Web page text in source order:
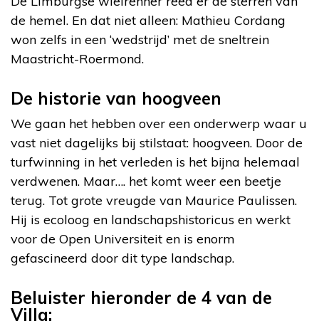
de hemel. En dat niet alleen: Mathieu Cordang
won zelfs in een ‘wedstrijd’ met de sneltrein
Maastricht-Roermond.
De historie van hoogveen
We gaan het hebben over een onderwerp waar u
vast niet dagelijks bij stilstaat: hoogveen. Door de
turfwinning in het verleden is het bijna helemaal
verdwenen. Maar…. het komt weer een beetje
terug. Tot grote vreugde van Maurice Paulissen.
Hij is ecoloog en landschapshistoricus en werkt
voor de Open Universiteit en is enorm
gefascineerd door dit type landschap.
Beluister hieronder de 4 van de
Villa: